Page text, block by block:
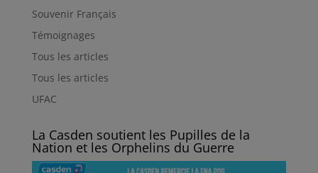
Souvenir Français
Témoignages
Tous les articles
Tous les articles
UFAC
La Casden soutient les Pupilles de la
Nation et les Orphelins du Guerre